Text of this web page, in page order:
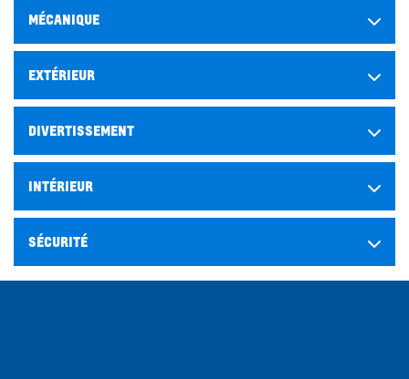
MÉCANIQUE
EXTÉRIEUR
DIVERTISSEMENT
INTÉRIEUR
SÉCURITÉ